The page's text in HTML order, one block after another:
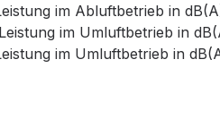
im Abluftbetrieb in
im Umluftbetrieb in
im Umluftbetrieb in